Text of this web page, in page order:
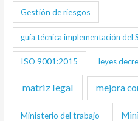
Gestión de riesgos
guía técnica implementación del
ISO 9001:2015 leyes
matriz legal mejora
Ministerio del trabajo